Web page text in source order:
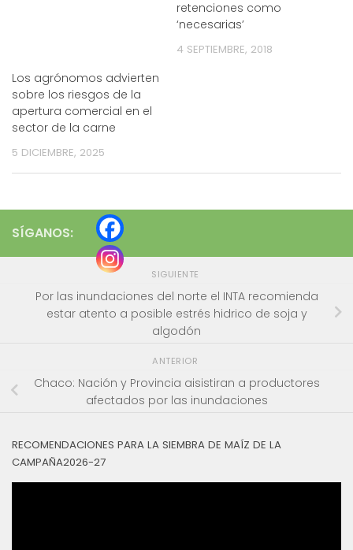
Los agrónomos advierten
sobre los riesgos de la
apertura comercial en el
sector de la carne
5 DICIEMBRE, 2025
retenciones como
‘necesarias’
4 SEPTIEMBRE, 2018
SÍGANOS:
SIGUIENTE
Por las inundaciones del norte el INTA recomienda
estar atento a posible estrés hidrico de soja y
algodón
ANTERIOR
Chaco: Nación y Provincia aisistiran a productores
afectados por las inundaciones
RECOMENDACIONES PARA LA SIEMBRA DE MAÍZ DE LA
CAMPAÑA2026-27